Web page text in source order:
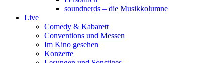
soundnerds – die Musikkolumne
Live
Comedy & Kabarett
Conventions und Messen
Im Kino gesehen
Konzerte